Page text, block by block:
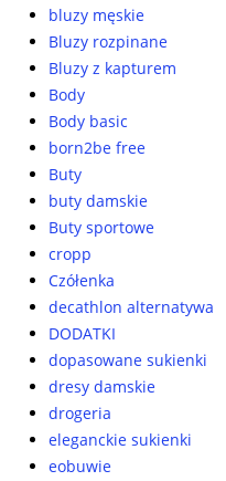
bluzy męskie
Bluzy rozpinane
Bluzy z kapturem
Body
Body basic
born2be free
Buty
buty damskie
Buty sportowe
cropp
Czółenka
decathlon alternatywa
DODATKI
dopasowane sukienki
dresy damskie
drogeria
eleganckie sukienki
eobuwie